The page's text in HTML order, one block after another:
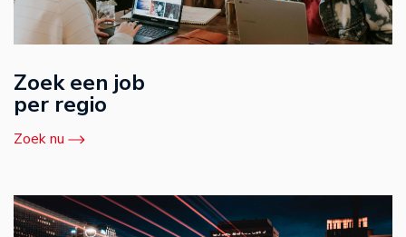
Zoek een job
per regio
Zoek nu